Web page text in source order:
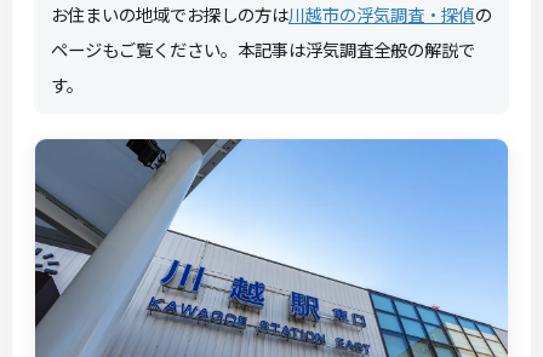
お住まいの地域でお探しの方は川越市の浮気調査・探偵の
ページもご覧ください。本記事は浮気調査全般の解説で
す。